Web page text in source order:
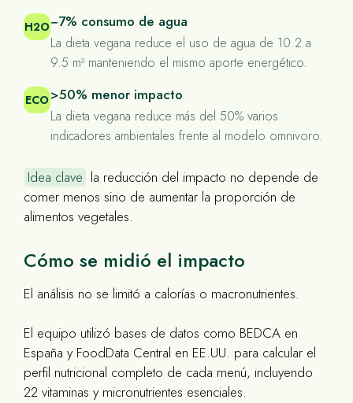
H2O−7% consumo de agua
La dieta vegana reduce el uso de agua de 10.2 a
9.5 m³ manteniendo el mismo aporte energético.
ECO>50% menor impacto
La dieta vegana reduce más del 50% varios
indicadores ambientales frente al modelo omnivoro.
Idea clave la reducción del impacto no depende de
comer menos sino de aumentar la proporción de
alimentos vegetales.
Cómo se midió el impacto
El análisis no se limitó a calorías o macronutrientes.
El equipo utilizó bases de datos como BEDCA en
España y FoodData Central en EE.UU. para calcular el
perfil nutricional completo de cada menú, incluyendo
22 vitaminas y micronutrientes esenciales.